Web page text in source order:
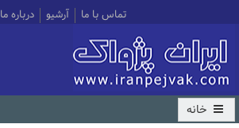
تماس با ما آرشیو درباره ما
خانه